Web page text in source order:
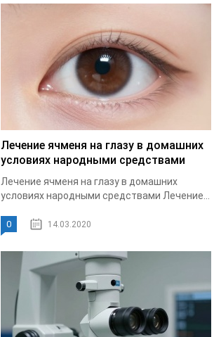
Лечение ячменя на глазу в домашних
условиях народными средствами
Лечение ячменя на глазу в домашних
условиях народными средствами Лечение...
0 14.03.2020